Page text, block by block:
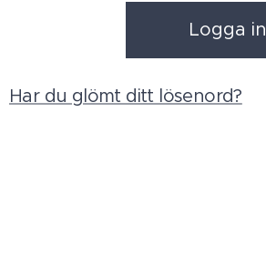
Logga in
Har du glömt ditt lösenord?